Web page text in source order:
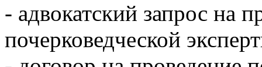
- адвокатский запрос на
почерковедческой